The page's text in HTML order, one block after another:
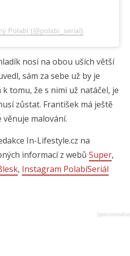
Polabí (@polabi_serial)
nosí na obou uších větší
sám za sebe už by je
tomu, že s nimi už natáčel, je
zůstat. František má ještě
malování.
In-Lifestyle.cz na
informací z webů Super,
, Instagram PolabíSeriál